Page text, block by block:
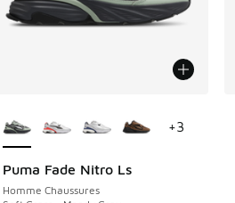
Puma Fade Nitro Ls
Homme Chaussures
NOUVEAU
+3